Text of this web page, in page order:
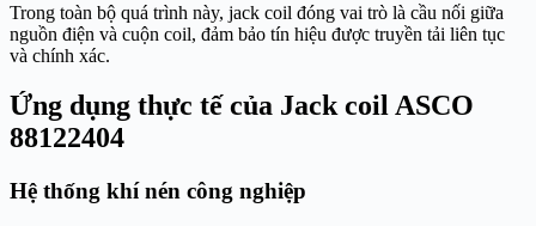
Trong toàn bộ quá trình này, jack coil đóng vai trò là cầu nối giữa
nguồn điện và cuộn coil, đảm bảo tín hiệu được truyền tải liên tục
và chính xác.
Ứng dụng thực tế của Jack coil ASCO
88122404
Hệ thống khí nén công nghiệp